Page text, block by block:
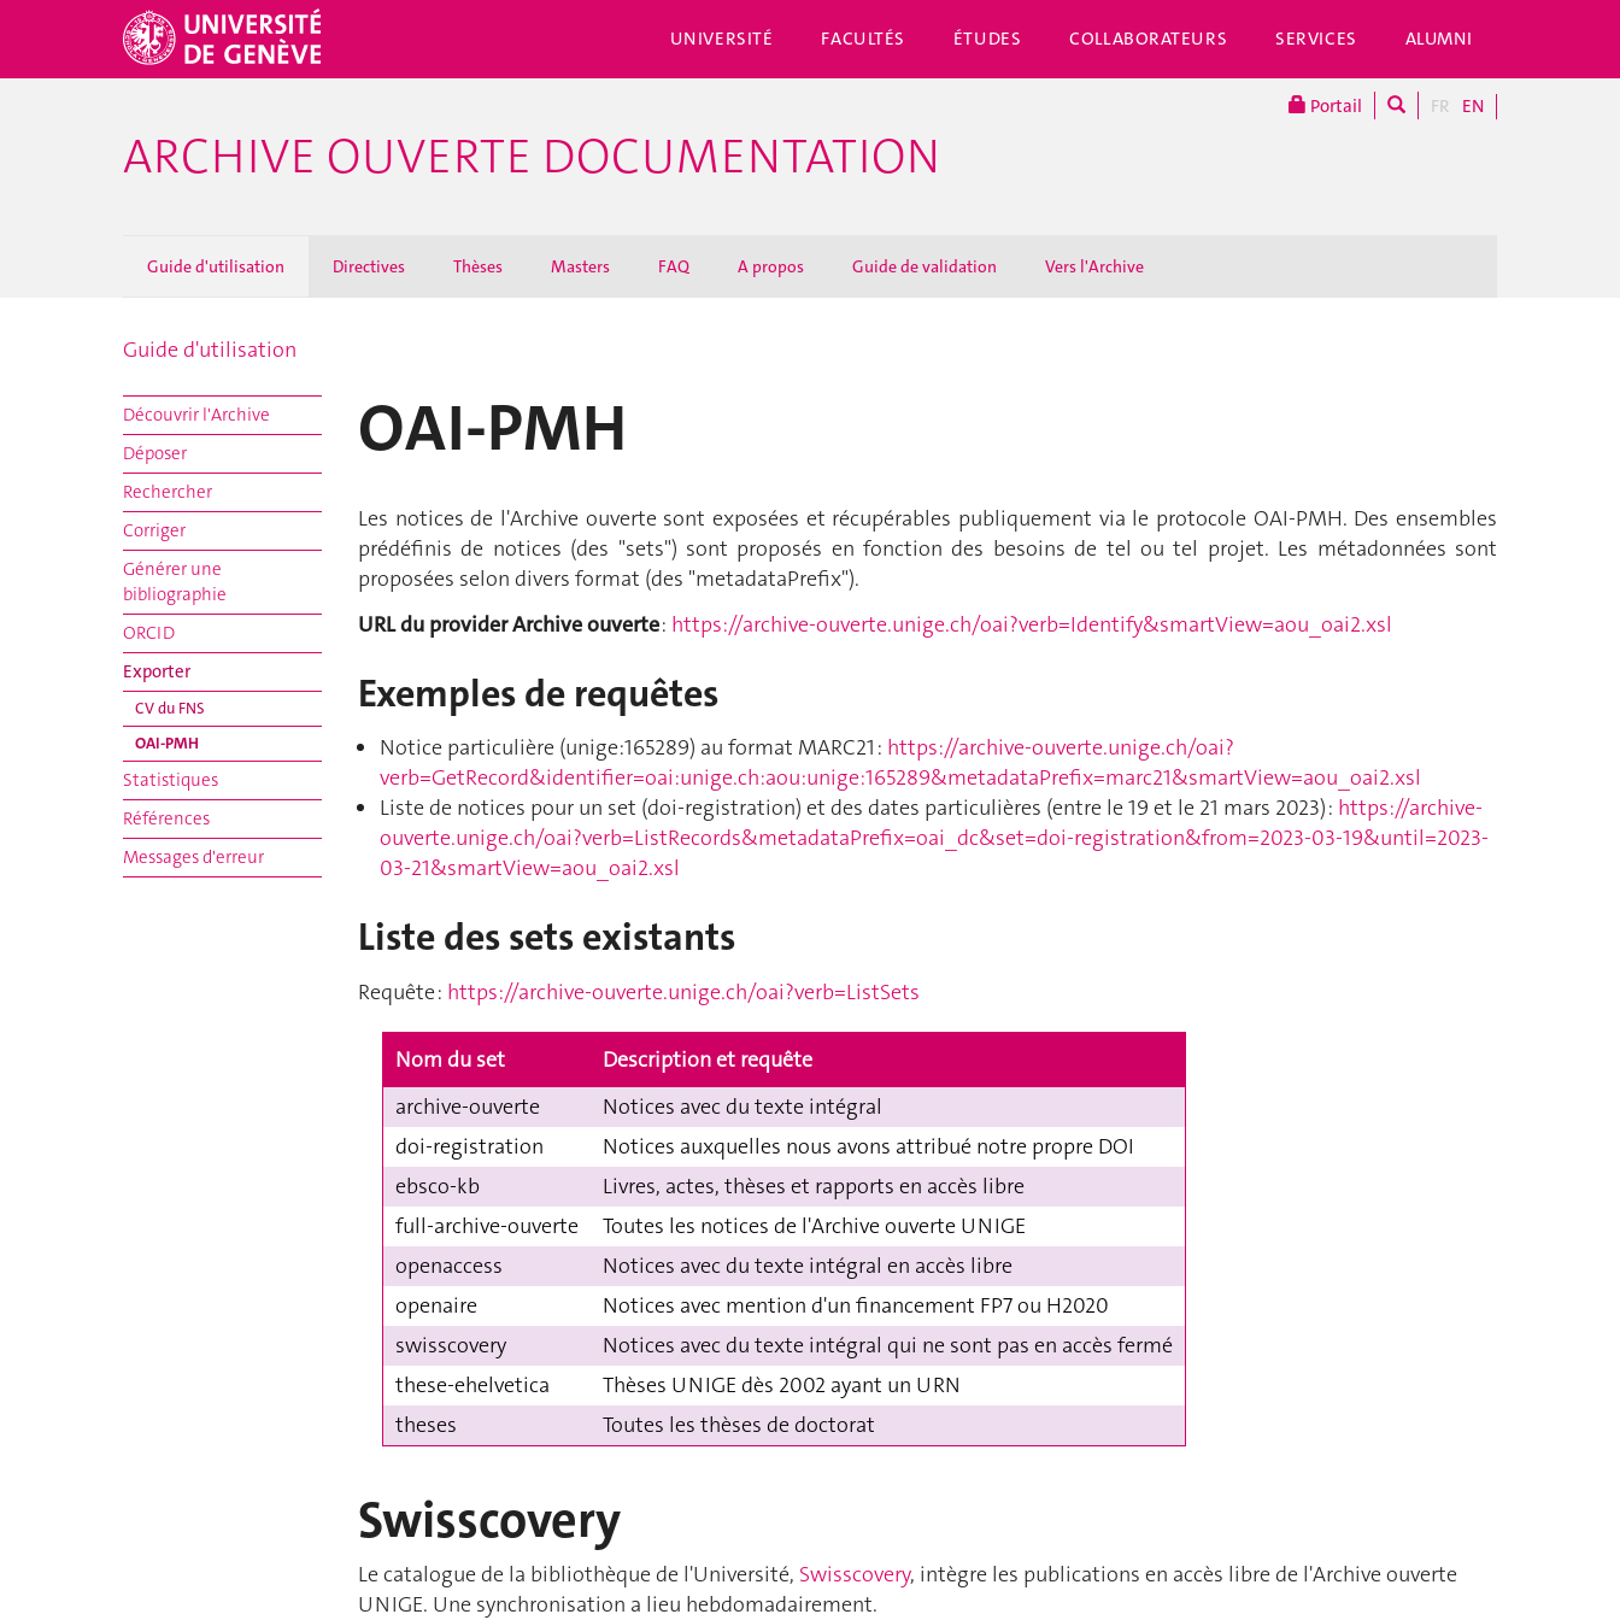
UNIVERSITÉ FACULTÉS ÉTUDES COLLABORATEURS SERVICES ALUMNI
Portail FR EN
ARCHIVE OUVERTE DOCUMENTATION
Guide d'utilisation Directives Thèses Masters FAQ A propos Guide de validation Vers l'Archive
Guide d'utilisation
Découvrir l'Archive
Déposer
Rechercher
Corriger
Générer une
bibliographie
ORCID
Exporter
CV du FNS
OAI-PMH
Statistiques
Références
Messages d'erreur
OAI-PMH
Les notices de l'Archive ouverte sont exposées et récupérables publiquement via le protocole OAI-PMH. Des ensembles
prédéfinis de notices (des "sets") sont proposés en fonction des besoins de tel ou tel projet. Les métadonnées sont
proposées selon divers format (des "metadataPrefix").
URL du provider Archive ouverte: https://archive-ouverte.unige.ch/oai?verb=Identify&smartView=aou_oai2.xsl
Exemples de requêtes
Notice particulière (unige:165289) au format MARC21 : https://archive-ouverte.unige.ch/oai?
verb=GetRecord&identifier=oai:unige.ch:aou:unige:165289&metadataPrefix=marc21&smartView=aou_oai2.xsl
Liste de notices pour un set (doi-registration) et des dates particulières (entre le 19 et le 21 mars 2023) : https://archive-
ouverte.unige.ch/oai?verb=ListRecords&metadataPrefix=oai_dc&set=doi-registration&from=2023-03-19&until=2023-
03-21&smartView=aou_oai2.xsl
Liste des sets existants
Requête : https://archive-ouverte.unige.ch/oai?verb=ListSets
Nom du set
Description et requête
archive-ouverte
Notices avec du texte intégral
doi-registration
Notices auxquelles nous avons attribué notre propre DOI
ebsco-kb
Livres, actes, thèses et rapports en accès libre
full-archive-ouverte
Toutes les notices de l'Archive ouverte UNIGE
openaccess
Notices avec du texte intégral en accès libre
openaire
Notices avec mention d'un financement FP7 ou H2020
swisscovery
Notices avec du texte intégral qui ne sont pas en accès fermé
these-ehelvetica
Thèses UNIGE dès 2002 ayant un URN
theses
Toutes les thèses de doctorat
Swisscovery
Le catalogue de la bibliothèque de l'Université, Swisscovery, intègre les publications en accès libre de l'Archive ouverte
UNIGE. Une synchronisation a lieu hebdomadairement.